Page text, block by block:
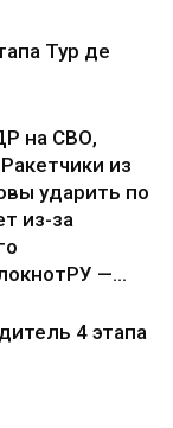
Тур де
на СВО,
из
ударить по
из-за
—...
4 этапа